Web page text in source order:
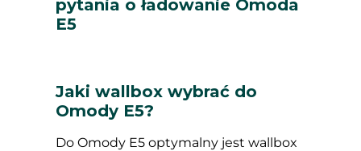
pytania o ładowanie Omoda
E5
Jaki wallbox wybrać do
Omody E5?
Do Omody E5 optymalny jest wallbox